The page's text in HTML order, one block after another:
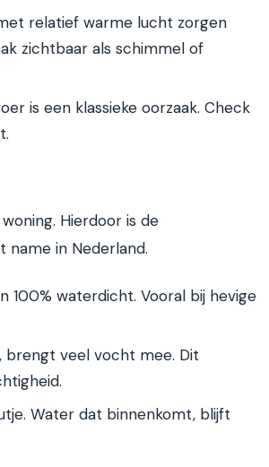
relatief warme lucht zorgen
zichtbaar als schimmel of
is een klassieke oorzaak. Check
Hierdoor is de
name in Nederland.
100% waterdicht. Vooral bij hevige
brengt veel vocht mee. Dit
Water dat binnenkomt, blijft